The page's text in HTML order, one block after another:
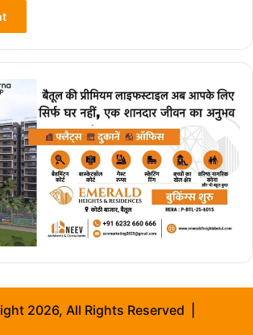
2026, All Rights Reserved |